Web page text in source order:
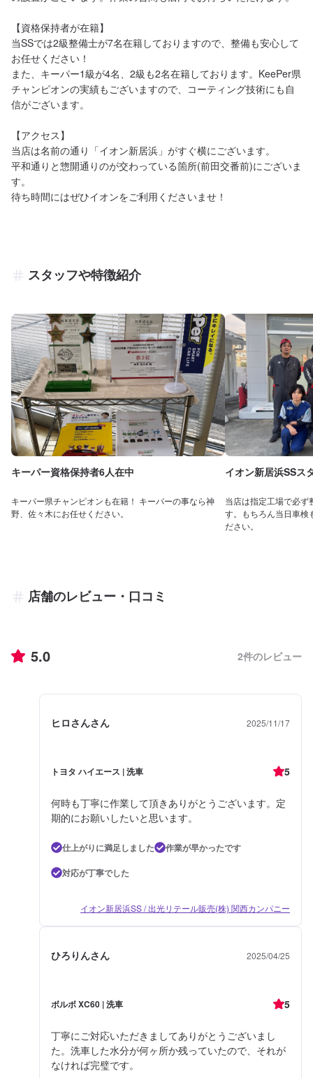
【資格保持者が在籍】
当SSでは2級整備士が7名在籍しておりますので、整備も安心して
お任せください！
また、キーパー1級が4名、2級も2名在籍しております。KeePer県
チャンピオンの実績もございますので、コーティング技術にも自
信がございます。
【アクセス】
当店は名前の通り「イオン新居浜」がすぐ横にございます。
平和通りと惣開通りのが交わっている箇所(前田交番前)にございま
す。
待ち時間にはぜひイオンをご利用くださいませ！
スタッフや特徴紹介
キーパー資格保持者6人在中
キーパー県チャンピオンも在籍！ キーパーの事なら神
野、佐々木にお任せください。
イオン新居浜SSス
当店は指定工場で必ず
す。もちろん当日車検
ださい。
店舗のレビュー・口コミ
5.0 2件のレビュー
ヒロさんさん 2025/11/17
トヨタ ハイエース | 洗車 5
何時も丁寧に作業して頂きありがとうございます。定
期的にお願いしたいと思います。
仕上がりに満足しました
作業が早かったです
対応が丁寧でした
イオン新居浜SS / 出光リテール販売(株) 関西カンパニー
ひろりんさん 2025/04/25
ボルボ XC60 | 洗車 5
丁寧にご対応いただきましてありがとうございまし
た。洗車した水分が何ヶ所か残っていたので、それが
なければ完璧です。